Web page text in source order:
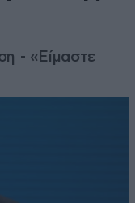
- «Είμαστε